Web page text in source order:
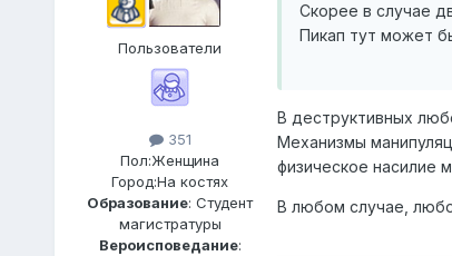
Пользователи
351
Пол:Женщина
Город:На костях
Образование: Студент
магистратуры
Вероисповедание:
Скорее в случае
Пикап тут может
В деструктивных
Механизмы
физическое насилие
В любом случае,